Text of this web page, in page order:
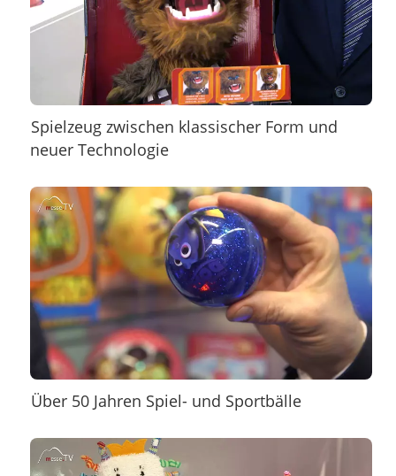
Spielzeug zwischen klassischer Form und
neuer Technologie
Über 50 Jahren Spiel- und Sportbälle